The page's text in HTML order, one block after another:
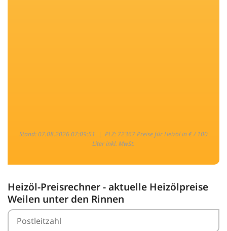
Stand: 07.08.2026 07:09:51 | PLZ: 72367 Preise für Heizöl in € / 100
Liter inkl. MwSt.
Heizöl-Preisrechner - aktuelle Heizölpreise
Weilen unter den Rinnen